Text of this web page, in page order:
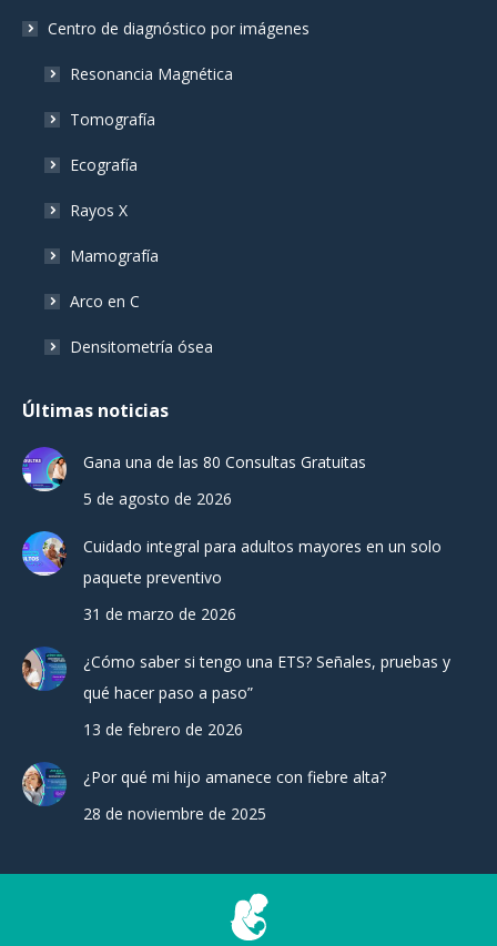
Centro de diagnóstico por imágenes
Resonancia Magnética
Tomografía
Ecografía
Rayos X
Mamografía
Arco en C
Densitometría ósea
Últimas noticias
Gana una de las 80 Consultas Gratuitas
5 de agosto de 2026
Cuidado integral para adultos mayores en un solo
paquete preventivo
31 de marzo de 2026
¿Cómo saber si tengo una ETS? Señales, pruebas y
qué hacer paso a paso”
13 de febrero de 2026
¿Por qué mi hijo amanece con fiebre alta?
28 de noviembre de 2025